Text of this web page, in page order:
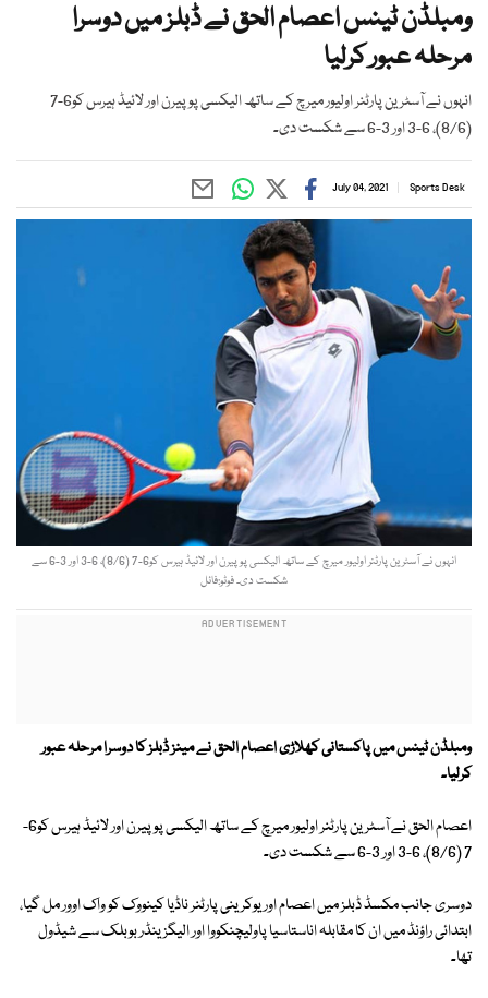
ومبلڈن ٹینس اعصام الحق نے ڈبلز میں دوسرا
مرحلہ عبور کرلیا
انہوں نے آسٹرین پارٹنر اولیور میرچ کے ساتھ الیکسی پوپیرن اور لائیڈ ہیرس کو6-7
(8/6)، 6-3 اور 3-6 سے شکست دی۔
Sports Desk
July 04, 2021
انہوں نے آسٹرین پارٹنر اولیور میرچ کے ساتھ الیکسی پوپیرن اور لائیڈ ہیرس کو6-7 (8/6)، 6-3 اور 3-6 سے
شکست دی۔ فوٹو:فائل
ومبلڈن ٹینس میں پاکستانی کھلاڑی اعصام الحق نے مینز ڈبلز کا دوسرا مرحلہ عبور
کرلیا۔
اعصام الحق نے آسٹرین پارٹنر اولیور میرچ کے ساتھ الیکسی پوپیرن اور لائیڈ ہیرس کو6-
7 (8/6)، 6-3 اور 3-6 سے شکست دی۔
دوسری جانب مکسڈ ڈبلز میں اعصام اور یوکرینی پارٹنر ناڈیا کینووک کو واک اوور مل گیا،
ابتدائی راؤنڈ میں ان کا مقابلہ اناستاسیا پاولیچنکووا اور الیگزینڈر بوبلک سے شیڈول
تھا۔